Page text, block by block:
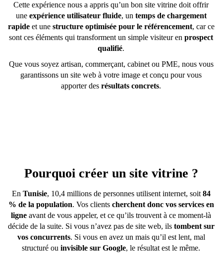
Cette expérience nous a appris qu’un bon site vitrine doit offrir
une expérience utilisateur fluide, un temps de chargement
rapideet une structure optimisée pour le référencement, car ce
sont ces éléments qui transforment un simple visiteur en prospect
qualifié.
Que vous soyez artisan, commerçant, cabinet ou PME, nous vous
garantissons un site web à votre image et conçu pour vous
apporter des résultats concrets.
Pourquoi créer un site vitrine ?
En Tunisie, 10,4 millions de personnes utilisent internet, soit 84
% de la population. Vos clients cherchent donc vos services en
ligne avant de vous appeler, et ce qu’ils trouvent à ce moment-là
décide de la suite. Si vous n’avez pas de site web, ils tombent sur
vos concurrents. Si vous en avez un mais qu’il est lent, mal
structuré ou invisible sur Google, le résultat est le même.